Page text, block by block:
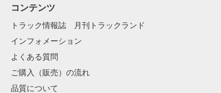
コンテンツ
トラック情報誌 月刊トラックランド
インフォメーション
よくある質問
ご購入（販売）の流れ
品質について